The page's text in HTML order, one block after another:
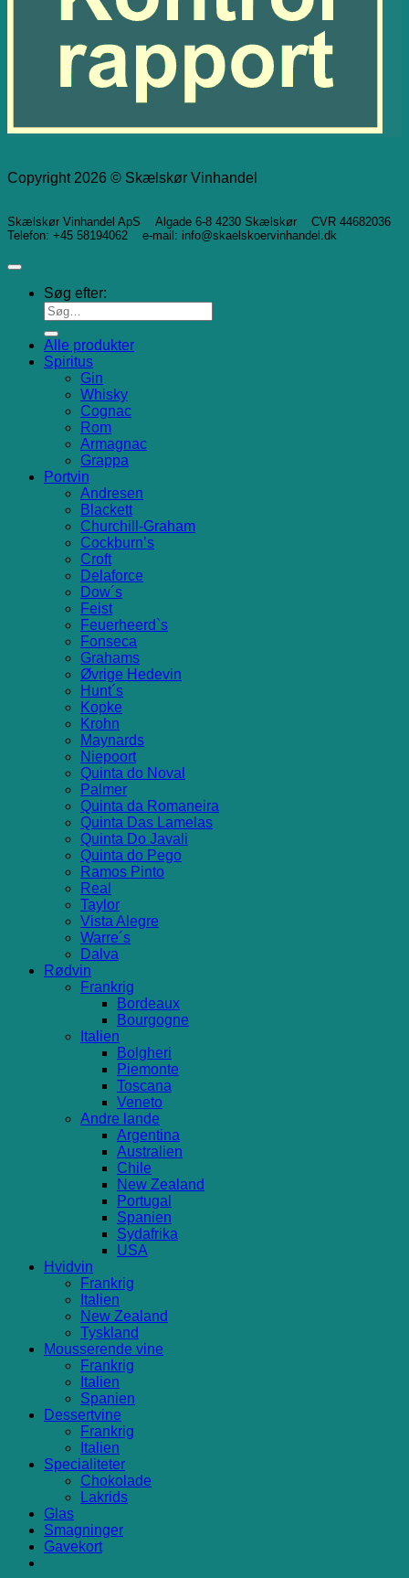
Copyright 2026 © Skælskør Vinhandel
Skælskør Vinhandel ApS Algade 6-8 4230 Skælskør CVR 44682036
Telefon: +45 58194062 e-mail: info@skaelskoervinhandel.dk
Søg efter:
Alle produkter
Spiritus
Gin
Whisky
Cognac
Rom
Armagnac
Grappa
Portvin
Andresen
Blackett
Churchill-Graham
Cockburn’s
Croft
Delaforce
Dow´s
Feist
Feuerheerd`s
Fonseca
Grahams
Øvrige Hedevin
Hunt´s
Kopke
Krohn
Maynards
Niepoort
Quinta do Noval
Palmer
Quinta da Romaneira
Quinta Das Lamelas
Quinta Do Javali
Quinta do Pego
Ramos Pinto
Real
Taylor
Vista Alegre
Warre´s
Dalva
Rødvin
Frankrig
Bordeaux
Bourgogne
Italien
Bolgheri
Piemonte
Toscana
Veneto
Andre lande
Argentina
Australien
Chile
New Zealand
Portugal
Spanien
Sydafrika
USA
Hvidvin
Frankrig
Italien
New Zealand
Tyskland
Mousserende vine
Frankrig
Italien
Spanien
Dessertvine
Frankrig
Italien
Specialiteter
Chokolade
Lakrids
Glas
Smagninger
Gavekort